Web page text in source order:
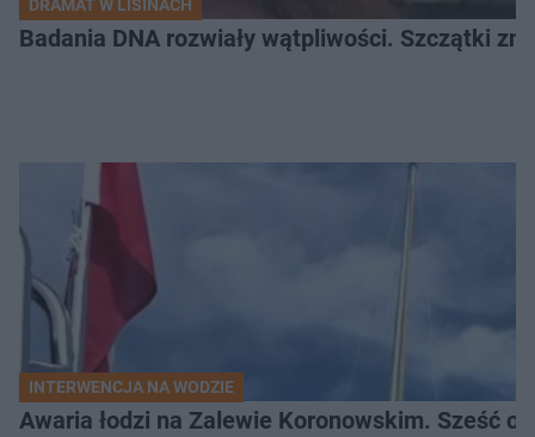
DRAMAT W LISINACH
Badania DNA rozwiały wątpliwości. Szczątki
INTERWENCJA NA WODZIE
Awaria łodzi na Zalewie Koronowskim. Sześć